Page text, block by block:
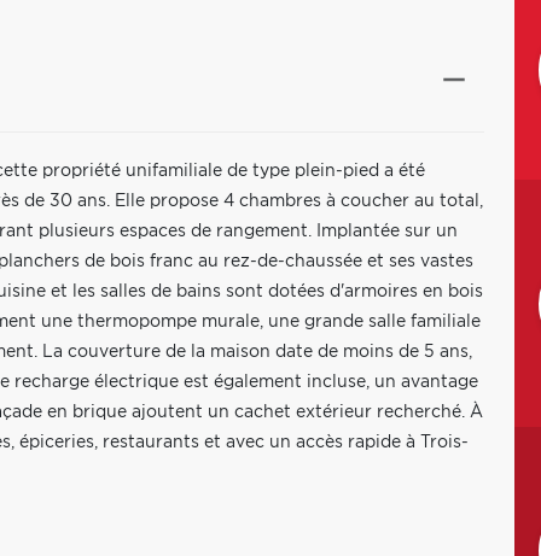
propriété unifamiliale de type plein-pied a été
de 30 ans. Elle propose 4 chambres à coucher au total,
plusieurs espaces de rangement. Implantée sur un
de bois franc au rez-de-chaussée et ses vastes
et les salles de bains sont dotées d'armoires en bois
une thermopompe murale, une grande salle familiale
La couverture de la maison date de moins de 5 ans,
recharge électrique est également incluse, un avantage
en brique ajoutent un cachet extérieur recherché. À
épiceries, restaurants et avec un accès rapide à Trois-